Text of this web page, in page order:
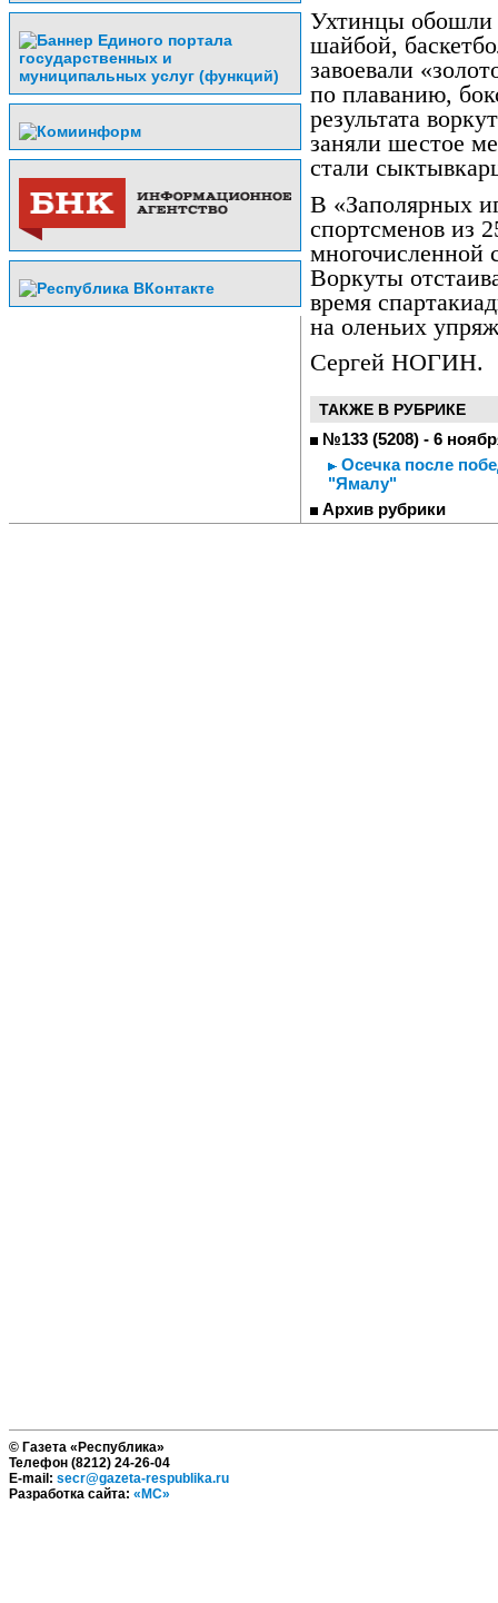
Ухтинцы обошли
шайбой,
завоевали
по плаванию,
результата
заняли шестое
стали
В «Заполярных
спортсменов из
многочисленной
Воркуты
время
на оленьих
Сергей НОГИН.
ТАКЖЕ В РУБРИКЕ
№133 (5208) - 6
Осечка после
"Ямалу"
Архив рубрики
© Газета «Республика»
Телефон (8212) 24-26-04
E-mail: secr@gazeta-respublika.ru
Разработка сайта: «МС»